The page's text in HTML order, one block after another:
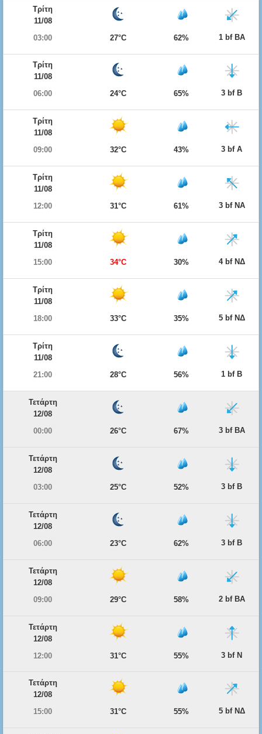
Τρίτη
11/08
03:00
27°C 62% 1 bf ΒΑ
Τρίτη
11/08
06:00
24°C 65% 3 bf Β
Τρίτη
11/08
09:00
32°C 43% 3 bf Α
Τρίτη
11/08
12:00
31°C 61% 3 bf ΝΑ
Τρίτη
11/08
15:00
34°C 30% 4 bf ΝΔ
Τρίτη
11/08
18:00
33°C 35% 5 bf ΝΔ
Τρίτη
11/08
21:00
28°C 56% 1 bf Β
Τετάρτη
12/08
00:00
26°C 67% 3 bf ΒΑ
Τετάρτη
12/08
03:00
25°C 52% 3 bf Β
Τετάρτη
12/08
06:00
23°C 62% 3 bf Β
Τετάρτη
12/08
09:00
29°C 58% 2 bf ΒΑ
Τετάρτη
12/08
12:00
31°C 55% 3 bf Ν
Τετάρτη
12/08
15:00
31°C 55% 5 bf ΝΔ